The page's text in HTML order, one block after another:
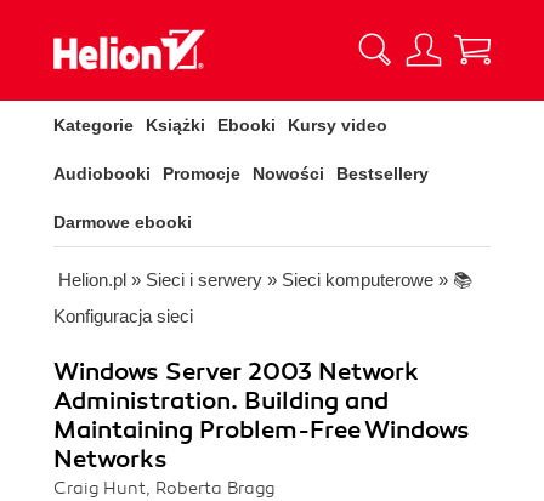
Kategorie Książki Ebooki Kursy video
Audiobooki Promocje Nowości Bestsellery
Darmowe ebooki
Helion.pl » Sieci i serwery » Sieci komputerowe » 📚
Konfiguracja sieci
Windows Server 2003 Network
Administration. Building and
Maintaining Problem-Free Windows
Networks
Craig Hunt, Roberta Bragg